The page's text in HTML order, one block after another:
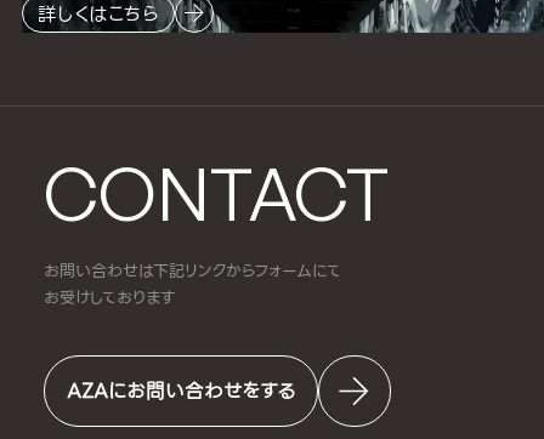
CONTACT
お問い合わせは下記リンクからフォームにて
お受けしております
AZAにお問い合わせをする
詳しくはこちら